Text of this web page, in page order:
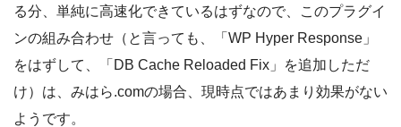
る分、単純に高速化できているはずなので、このプラグイ
ンの組み合わせ（と言っても、「WP Hyper Response」
をはずして、「DB Cache Reloaded Fix」を追加しただ
け）は、みはら.comの場合、現時点ではあまり効果がない
ようです。